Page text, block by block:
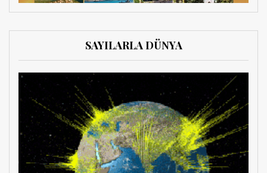
SAYILARLA DÜNYA